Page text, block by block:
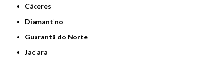
Cáceres
Diamantino
Guarantã do Norte
Jaciara